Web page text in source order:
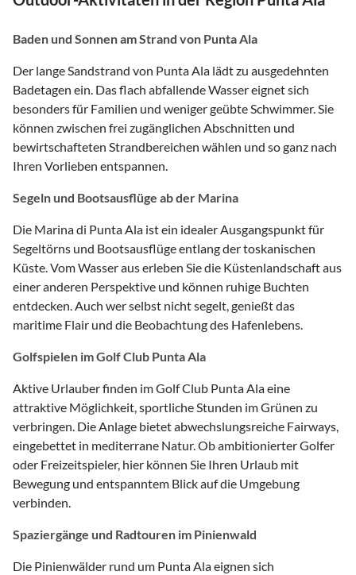
Baden und Sonnen am Strand von Punta Ala
Der lange Sandstrand von Punta Ala lädt zu ausgedehnten
Badetagen ein. Das flach abfallende Wasser eignet sich
besonders für Familien und weniger geübte Schwimmer. Sie
können zwischen frei zugänglichen Abschnitten und
bewirtschafteten Strandbereichen wählen und so ganz nach
Ihren Vorlieben entspannen.
Segeln und Bootsausflüge ab der Marina
Die Marina di Punta Ala ist ein idealer Ausgangspunkt für
Segeltörns und Bootsausflüge entlang der toskanischen
Küste. Vom Wasser aus erleben Sie die Küstenlandschaft aus
einer anderen Perspektive und können ruhige Buchten
entdecken. Auch wer selbst nicht segelt, genießt das
maritime Flair und die Beobachtung des Hafenlebens.
Golfspielen im Golf Club Punta Ala
Aktive Urlauber finden im Golf Club Punta Ala eine
attraktive Möglichkeit, sportliche Stunden im Grünen zu
verbringen. Die Anlage bietet abwechslungsreiche Fairways,
eingebettet in mediterrane Natur. Ob ambitionierter Golfer
oder Freizeitspieler, hier können Sie Ihren Urlaub mit
Bewegung und entspanntem Blick auf die Umgebung
verbinden.
Spaziergänge und Radtouren im Pinienwald
Die Pinienwälder rund um Punta Ala eignen sich